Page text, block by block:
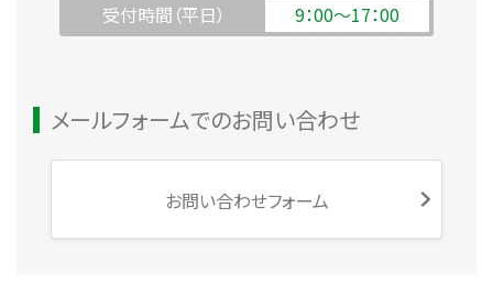
受付時間（平日） 9：00～17：00
メールフォームでのお問い合わせ
お問い合わせフォーム